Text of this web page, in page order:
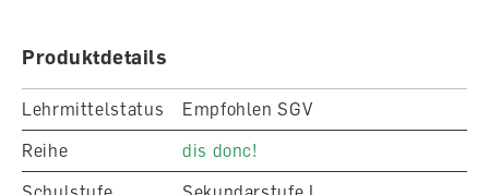
Produktdetails
Lehrmittelstatus
Empfohlen SGV
Reihe
dis donc!